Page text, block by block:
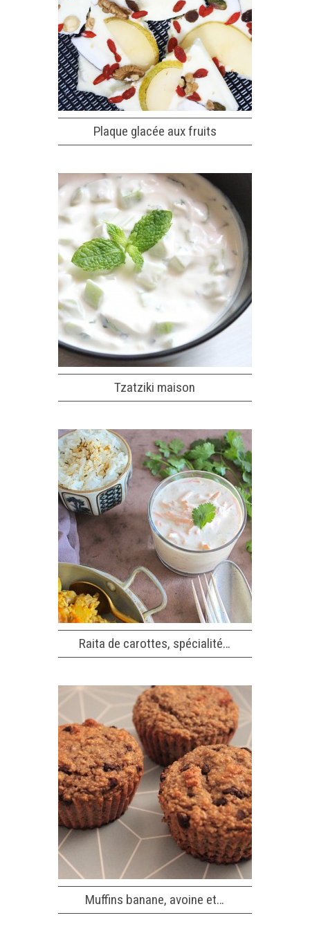
Plaque glacée aux fruits
Tzatziki maison
Raita de carottes, spécialité…
Muffins banane, avoine et…